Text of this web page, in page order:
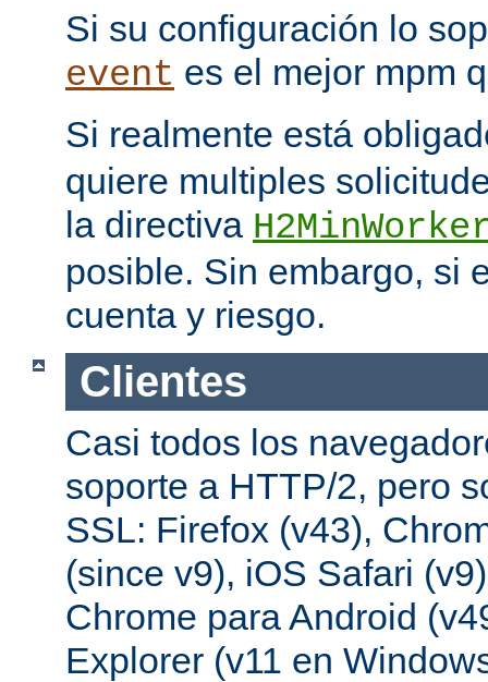
Si su configuración lo
event es el mejor mpm
Si realmente está
quiere multiples
la directiva
posible. Sin embargo, si
cuenta y riesgo.
Clientes
Casi todos los
soporte a HTTP/2, pero
SSL: Firefox (v43),
(since v9), iOS Safari
Chrome para Android
Explorer (v11 en